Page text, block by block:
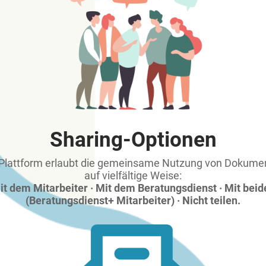
Sharing-Optionen
erlaubt die gemeinsame Nutzung von
auf vielfältige Weise:
dem Mitarbeiter · Mit dem Beratungsdienst · Mit
(Beratungsdienst+ Mitarbeiter) · Nicht teilen.